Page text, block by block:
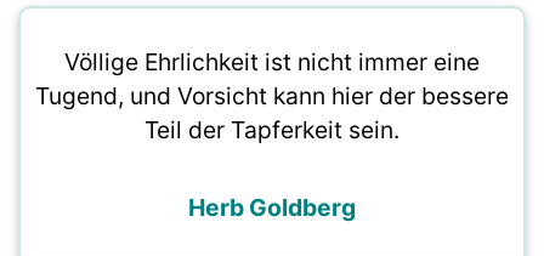
Völlige Ehrlichkeit ist nicht immer eine
Tugend, und Vorsicht kann hier der bessere
Teil der Tapferkeit sein.
Herb Goldberg